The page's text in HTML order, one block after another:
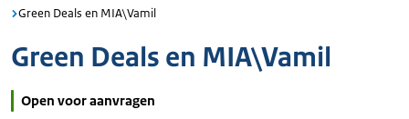
Green Deals en MIA\Vamil
Green Deals en MIA\Vamil
Open voor aanvragen